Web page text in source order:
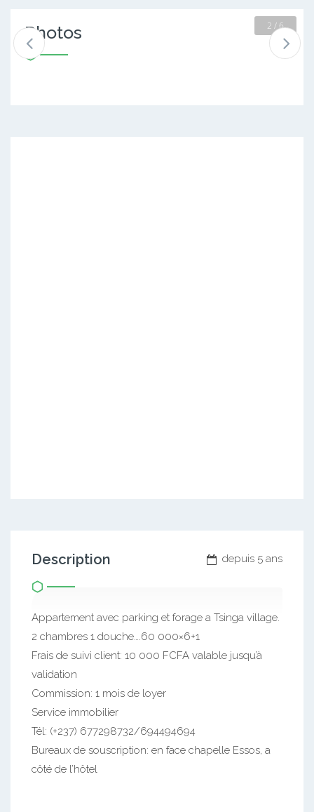
Photos 2 / 6
depuis 5 ans
Description
Appartement avec parking et forage a Tsinga village.
2 chambres 1 douche….60 000×6+1
Frais de suivi client: 10 000 FCFA valable jusqu’à
validation
Commission: 1 mois de loyer
Service immobilier
Tél: (+237) 677298732/694494694
Bureaux de souscription: en face chapelle Essos, a
côté de l’hôtel